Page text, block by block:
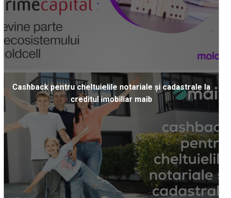
Cashback pentru cheltuielile notariale și cadastrale la
creditul imobiliar maib